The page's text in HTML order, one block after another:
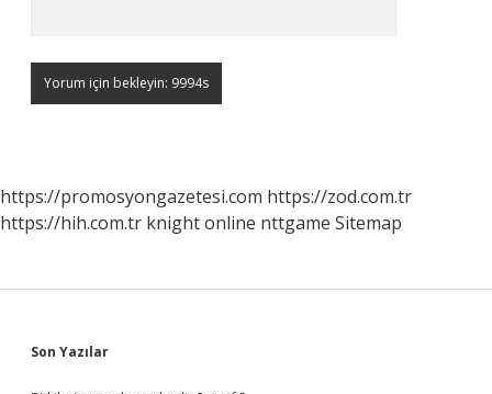
https://promosyongazetesi.com https://zod.com.tr
https://hih.com.tr knight online nttgame Sitemap
Sidebar
Son Yazılar